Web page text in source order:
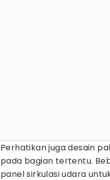
Perhatikan juga desain
pada bagian tertentu.
panel sirkulasi udara